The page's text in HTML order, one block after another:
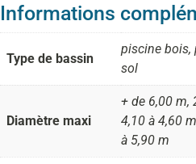
Informations
Type de bassin
piscine bois,
sol
Diamètre maxi
+ de 6,00 m,
4,10 à 4,60
à 5,90 m